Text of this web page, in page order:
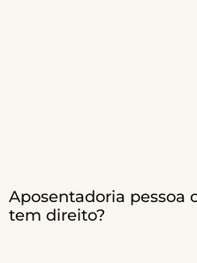
Aposentadoria pessoa
tem direito?